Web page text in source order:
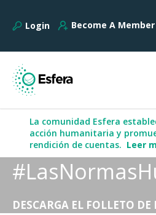
Login Become A Member
La comunidad Esfera
acción humanitaria y
rendición de cuentas. Leer
DESCARGA EL FOLLETO DE